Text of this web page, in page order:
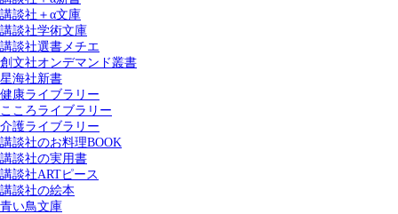
講談社＋α文庫
講談社学術文庫
講談社選書メチエ
創文社オンデマンド叢書
星海社新書
健康ライブラリー
こころライブラリー
介護ライブラリー
講談社のお料理BOOK
講談社の実用書
講談社ARTピース
講談社の絵本
青い鳥文庫